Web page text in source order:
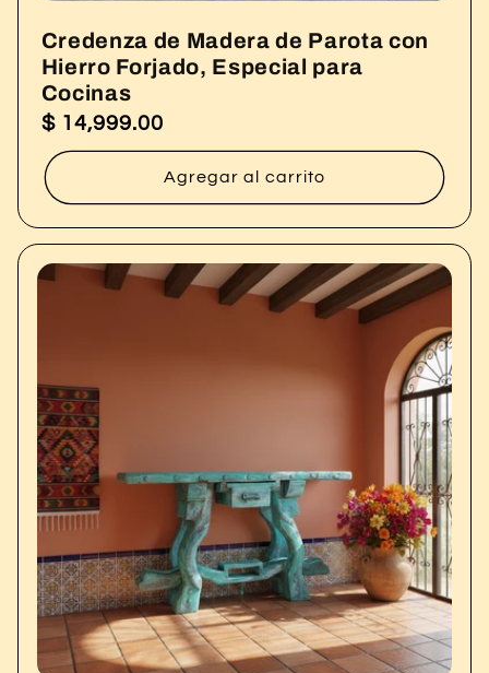
Credenza de Madera de Parota con
Hierro Forjado, Especial para
Cocinas
Precio
habitual
$ 14,999.00
Agregar al carrito